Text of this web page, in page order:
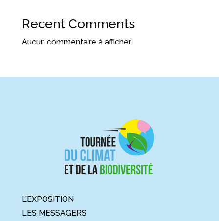
Recent Comments
Aucun commentaire à afficher.
L’EXPOSITION
LES MESSAGERS